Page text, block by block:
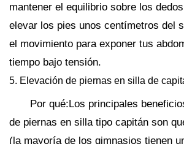
mantener el equilibrio sobre los
elevar los pies unos centímetros del
el movimiento para exponer tus
tiempo bajo tensión.
5. Elevación de piernas en silla de
Por qué:Los principales
de piernas en silla tipo capitán son
(la mayoría de los gimnasios tienen